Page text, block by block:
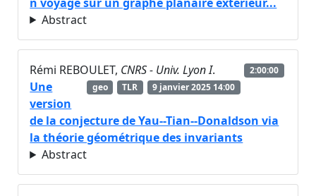
Abstract
Rémi REBOULET, CNRS - Univ. Lyon I.
2:00:00
9 janvier 2025 14:00
TLR
geo
Une
version
de la conjecture de Yau--Tian--Donaldson via
la théorie géométrique des invariants
Abstract